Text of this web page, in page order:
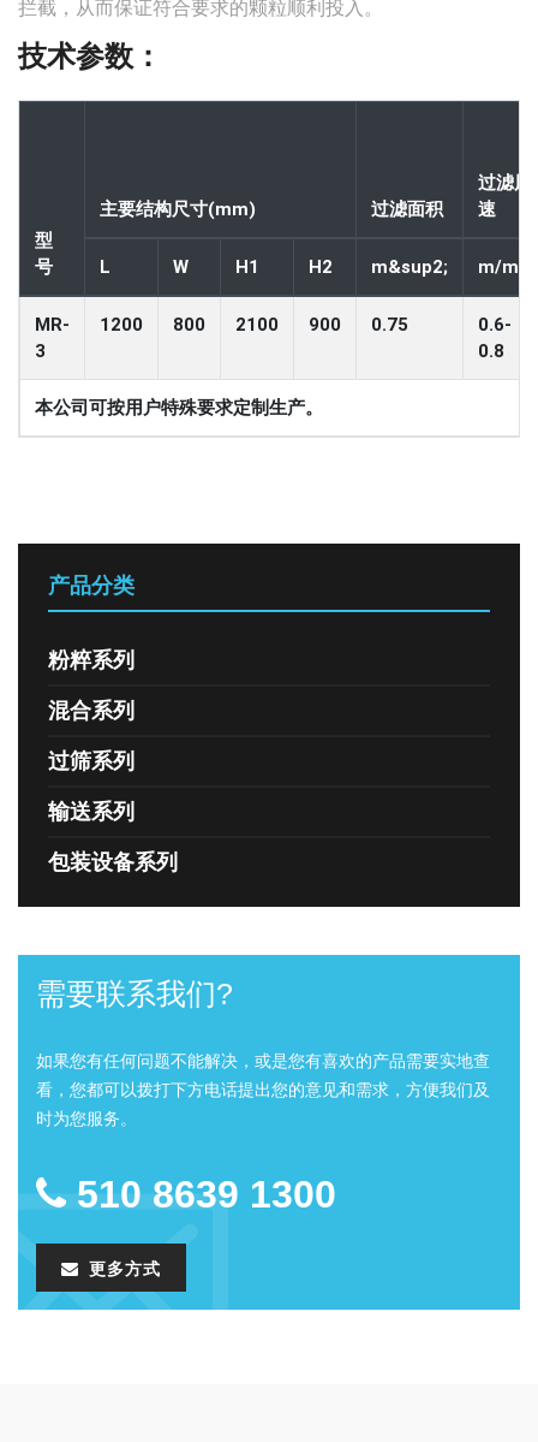
拦截，从而保证符合要求的颗粒顺利投入。
技术参数：
型
号
主要结构尺寸(mm) 过滤面积
过滤风
速
L W H1 H2 m&sup2; m/min
MR-
3
1200 800 2100 900 0.75
0.6-
0.8
本公司可按用户特殊要求定制生产。
产品分类
粉粹系列
混合系列
过筛系列
输送系列
包装设备系列
需要联系我们?
如果您有任何问题不能解决，或是您有喜欢的产品需要实地查
看，您都可以拨打下方电话提出您的意见和需求，方便我们及
时为您服务。
510 8639 1300
更多方式